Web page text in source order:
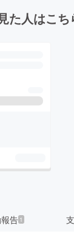
た人はこ
告 1